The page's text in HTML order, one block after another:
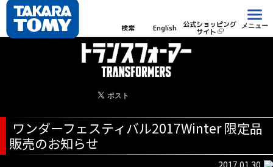
検索 English 公式ショッピング
サイト
メニュー
ワンダーフェスティバル2017Winter 限定品
販売のお知らせ